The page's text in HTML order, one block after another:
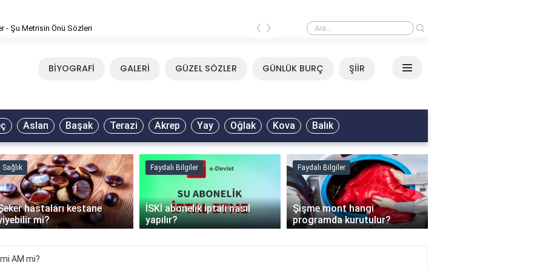
- Şu Metrisin Önü Sözleri Mirkelam - Tavla Sözleri
‹ ›
BİYOGRAFİ GALERİ GÜZEL SÖZLER GÜNLÜK BURÇ ŞİİR
Aslan Başak Terazi Akrep Yay Oğlak Kova Balık
Sağlık
hastaları kestane
mi?
Faydalı Bilgiler
İSKİ abonelik iptali nasıl
yapılır?
Faydalı Bilgiler
Şişme mont hangi
programda kurutulur?
›
AM mi?